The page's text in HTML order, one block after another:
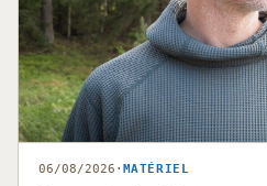
06/08/2026 · MATÉRIEL